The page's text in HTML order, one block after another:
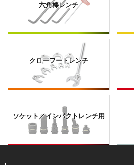
六角棒レンチ
クローフートレンチ
ソケット／インパクトレンチ用